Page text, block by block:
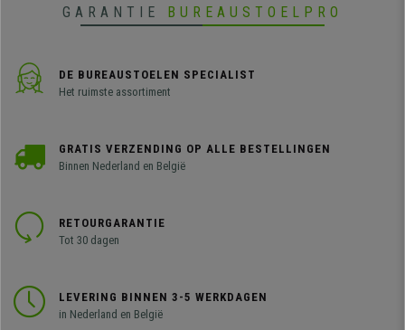
GARANTIE BUREAUSTOELPRO
DE BUREAUSTOELEN SPECIALIST
Het ruimste assortiment
GRATIS VERZENDING OP ALLE BESTELLINGEN
Binnen Nederland en België
RETOURGARANTIE
Tot 30 dagen
LEVERING BINNEN 3-5 WERKDAGEN
in Nederland en België